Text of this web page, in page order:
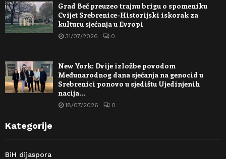
Grad Beč preuzeo trajnu brigu o spomeniku
Cvijet Srebrenice-Historijski iskorak za
kulturu sjećanja u Evropi
31/07/2026 0
New York: Dvije izložbe povodom
Međunarodnog dana sjećanja na genocid u
Srebrenici ponovo u sjedištu Ujedinjenih
nacija…
18/07/2026 0
Kategorije
BiH dijaspora